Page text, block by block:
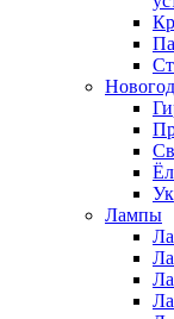
Лампы